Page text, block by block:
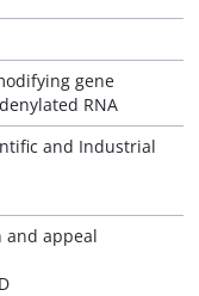
gene
RNA
and Industrial
and appeal